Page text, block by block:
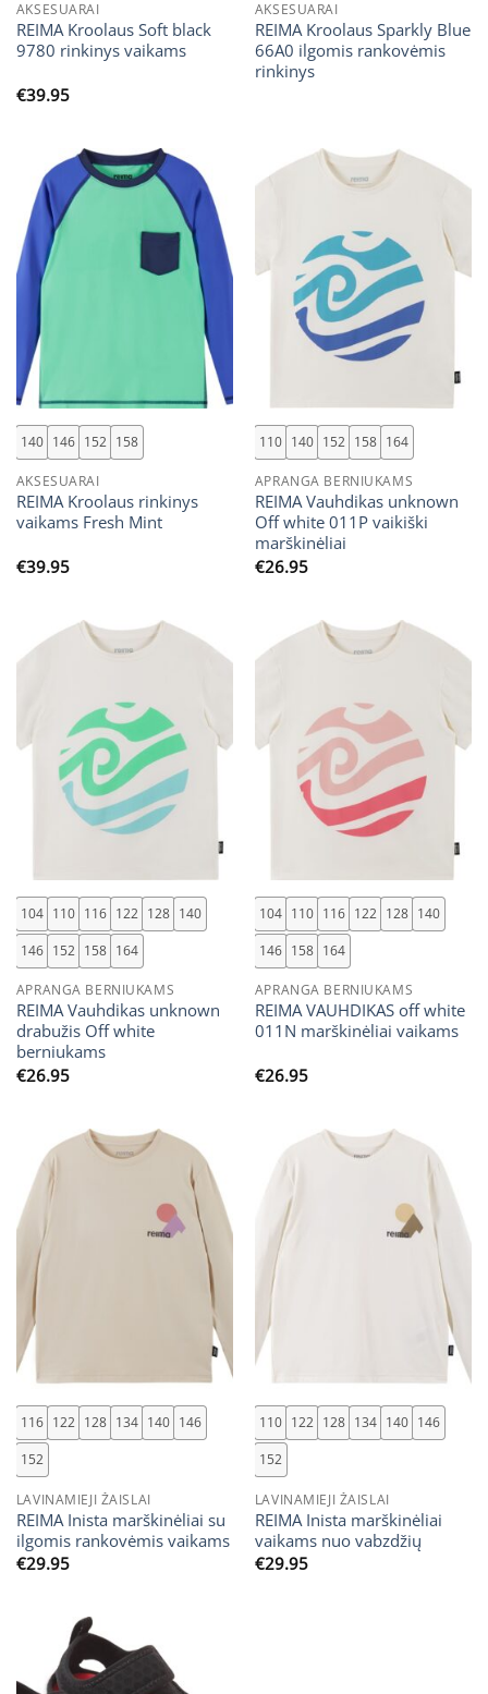
AKSESUARAI
REIMA Kroolaus Soft black
9780 rinkinys vaikams
€39.95
AKSESUARAI
REIMA Kroolaus Sparkly Blue
66A0 ilgomis rankovėmis
rinkinys
140 146 152 158
AKSESUARAI
REIMA Kroolaus rinkinys
vaikams Fresh Mint
€39.95
110 140 152 158 164
APRANGA BERNIUKAMS
REIMA Vauhdikas unknown
Off white 011P vaikiški
marškinėliai
€26.95
104 110 116 122 128 140
146 152 158 164
APRANGA BERNIUKAMS
REIMA Vauhdikas unknown
drabužis Off white
berniukams
€26.95
104 110 116 122 128 140
146 158 164
APRANGA BERNIUKAMS
REIMA VAUHDIKAS off white
011N marškinėliai vaikams
€26.95
116 122 128 134 140 146
152
LAVINAMIEJI ŽAISLAI
REIMA Inista marškinėliai su
ilgomis rankovėmis vaikams
€29.95
110 122 128 134 140 146
152
LAVINAMIEJI ŽAISLAI
REIMA Inista marškinėliai
vaikams nuo vabzdžių
€29.95